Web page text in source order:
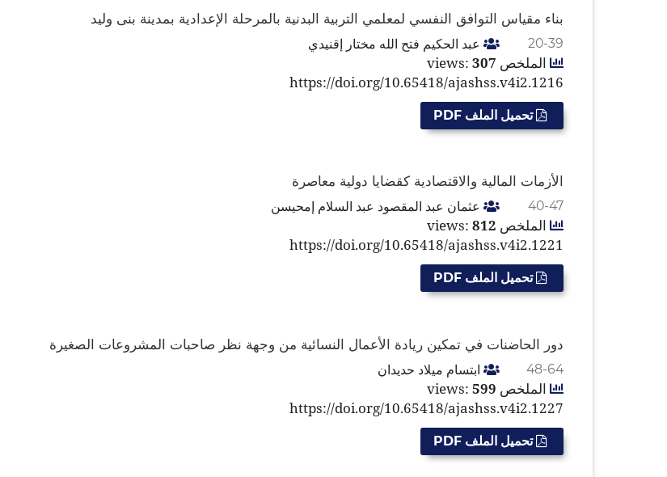
بناء مقياس التوافق النفسي لمعلمي التربية البدنية بالمرحلة الإعدادية بمدينة بنى وليد
عبد الحكيم فتح الله مختار إقنيدي 20-39
الملخص views: 307
https://doi.org/10.65418/ajashss.v4i2.1216
تحميل الملف PDF
الأزمات المالية والاقتصادية كقضايا دولية معاصرة
عثمان عبد المقصود عبد السلام إمحيسن 40-47
الملخص views: 812
https://doi.org/10.65418/ajashss.v4i2.1221
تحميل الملف PDF
دور الحاضنات في تمكين ريادة الأعمال النسائية من وجهة نظر صاحبات المشروعات الصغيرة
ابتسام ميلاد حديدان 48-64
الملخص views: 599
https://doi.org/10.65418/ajashss.v4i2.1227
تحميل الملف PDF